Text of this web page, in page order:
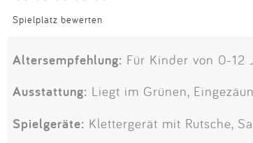
Spielplatz bewerten
Altersempfehlung: Für Kinder von 0-12
Ausstattung: Liegt im Grünen,
Spielgeräte: Klettergerät mit Rutsche,